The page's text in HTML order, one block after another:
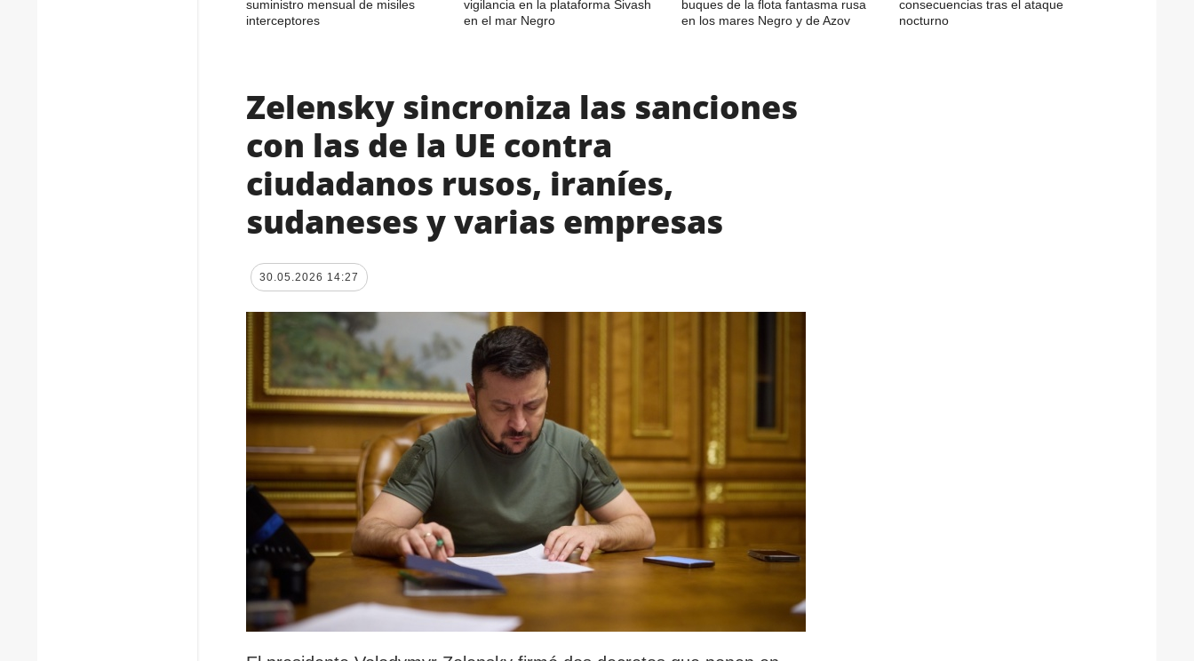
suministro mensual de misiles
interceptores
vigilancia en la plataforma Sivash
en el mar Negro
buques de la flota fantasma rusa
en los mares Negro y de Azov
consecuencias tras el ataque
nocturno
Zelensky sincroniza las sanciones
con las de la UE contra
ciudadanos rusos, iraníes,
sudaneses y varias empresas
30.05.2026 14:27